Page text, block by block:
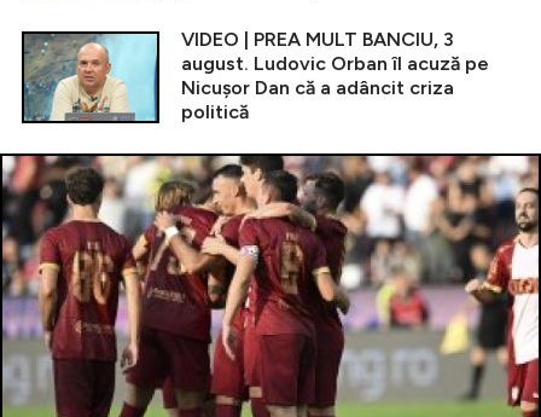
VIDEO | PREA MULT BANCIU, 3
august. Ludovic Orban îl acuză pe
Nicușor Dan că a adâncit criza
politică